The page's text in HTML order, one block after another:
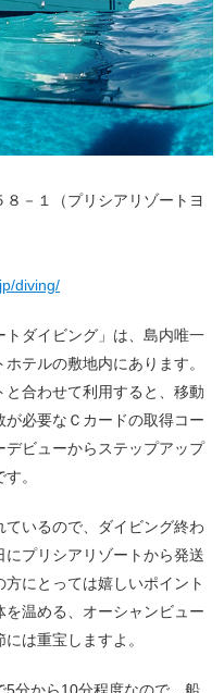
－１（プリシアリゾートヨ
diving/
トダイビング」は、島内唯一
テルの敷地内にあります。
合わせて利用すると、移動
必要なＣカードの取得コー
デビューからステップアップ
。
いるので、ダイビング終わ
にプリシアリゾートから発送
にとっては嬉しいポイント
温める、オーシャンビュー
は重宝しますよ。